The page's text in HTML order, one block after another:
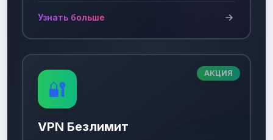
Узнать больше
АКЦИЯ
🔐
VPN Безлимит